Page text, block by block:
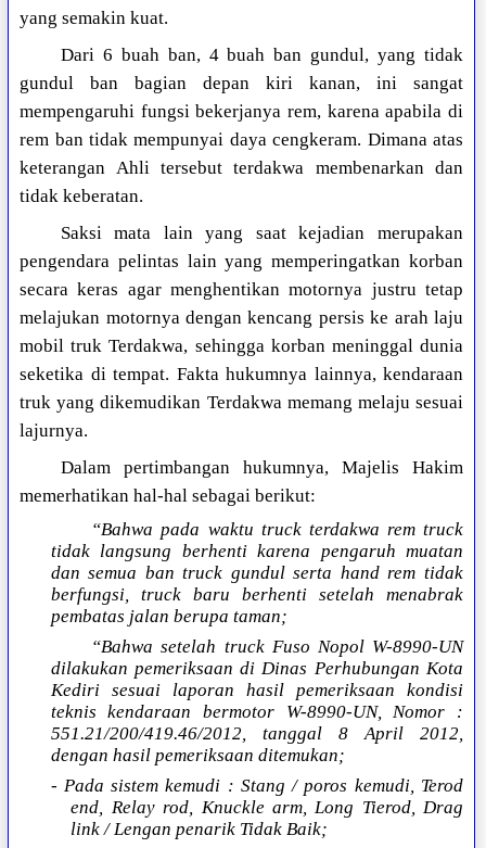
yang semakin kuat.
Dari 6 buah ban, 4 buah ban gundul, yang tidak
gundul ban bagian depan kiri kanan, ini sangat
mempengaruhi fungsi bekerjanya rem, karena apabila di
rem ban tidak mempunyai daya cengkeram. Dimana atas
keterangan Ahli tersebut terdakwa membenarkan dan
tidak keberatan.
Saksi mata lain yang saat kejadian merupakan
pengendara pelintas lain yang memperingatkan korban
secara keras agar menghentikan motornya justru tetap
melajukan motornya dengan kencang persis ke arah laju
mobil truk Terdakwa, sehingga korban meninggal dunia
seketika di tempat. Fakta hukumnya lainnya, kendaraan
truk yang dikemudikan Terdakwa memang melaju sesuai
lajurnya.
Dalam pertimbangan hukumnya, Majelis Hakim
memerhatikan hal-hal sebagai berikut:
“Bahwa pada waktu truck terdakwa rem truck
tidak langsung berhenti karena pengaruh muatan
dan semua ban truck gundul serta hand rem tidak
berfungsi, truck baru berhenti setelah menabrak
pembatas jalan berupa taman;
“Bahwa setelah truck Fuso Nopol W-8990-UN
dilakukan pemeriksaan di Dinas Perhubungan Kota
Kediri sesuai laporan hasil pemeriksaan kondisi
teknis kendaraan bermotor W-8990-UN, Nomor :
551.21/200/419.46/2012, tanggal 8 April 2012,
dengan hasil pemeriksaan ditemukan;
- Pada sistem kemudi : Stang / poros kemudi, Terod
end, Relay rod, Knuckle arm, Long Tierod, Drag
link / Lengan penarik Tidak Baik;